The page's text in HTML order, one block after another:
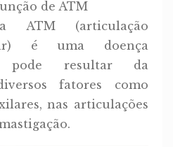
de ATM
ATM (articulação
é uma doença
resultar da
fatores como
nas articulações